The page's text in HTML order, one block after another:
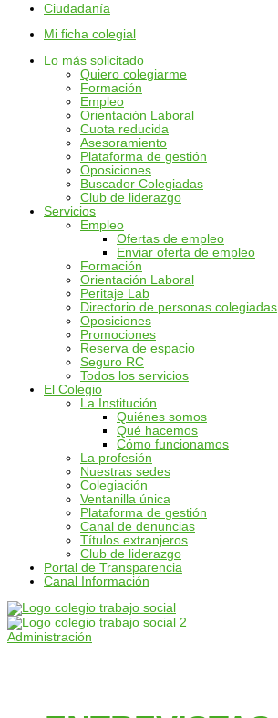
Ciudadanía
Mi ficha colegial
Lo más solicitado
Quiero colegiarme
Formación
Empleo
Orientación Laboral
Cuota reducida
Asesoramiento
Plataforma de gestión
Oposiciones
Buscador Colegiadas
Club de liderazgo
Servicios
Empleo
Ofertas de empleo
Enviar oferta de empleo
Formación
Orientación Laboral
Peritaje Lab
Directorio de personas colegiadas
Oposiciones
Promociones
Reserva de espacio
Seguro RC
Todos los servicios
El Colegio
La Institución
Quiénes somos
Qué hacemos
Cómo funcionamos
La profesión
Nuestras sedes
Colegiación
Ventanilla única
Plataforma de gestión
Canal de denuncias
Títulos extranjeros
Club de liderazgo
Portal de Transparencia
Canal Información
Administración